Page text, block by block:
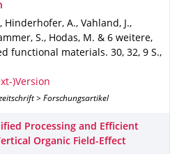
Hinderhofer, A., Vahland, J.,
S., Hodas, M. & 6 weitere,
functional materials. 30, 32, 9 S.,
)Version
> Forschungsartikel
Processing and Efficient
Organic Field-Effect